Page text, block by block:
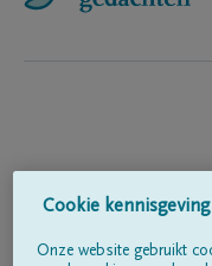
Cookie kennisgeving
Onze website gebruikt